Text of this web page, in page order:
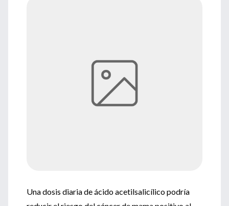
Una dosis diaria de ácido acetilsalicílico podría